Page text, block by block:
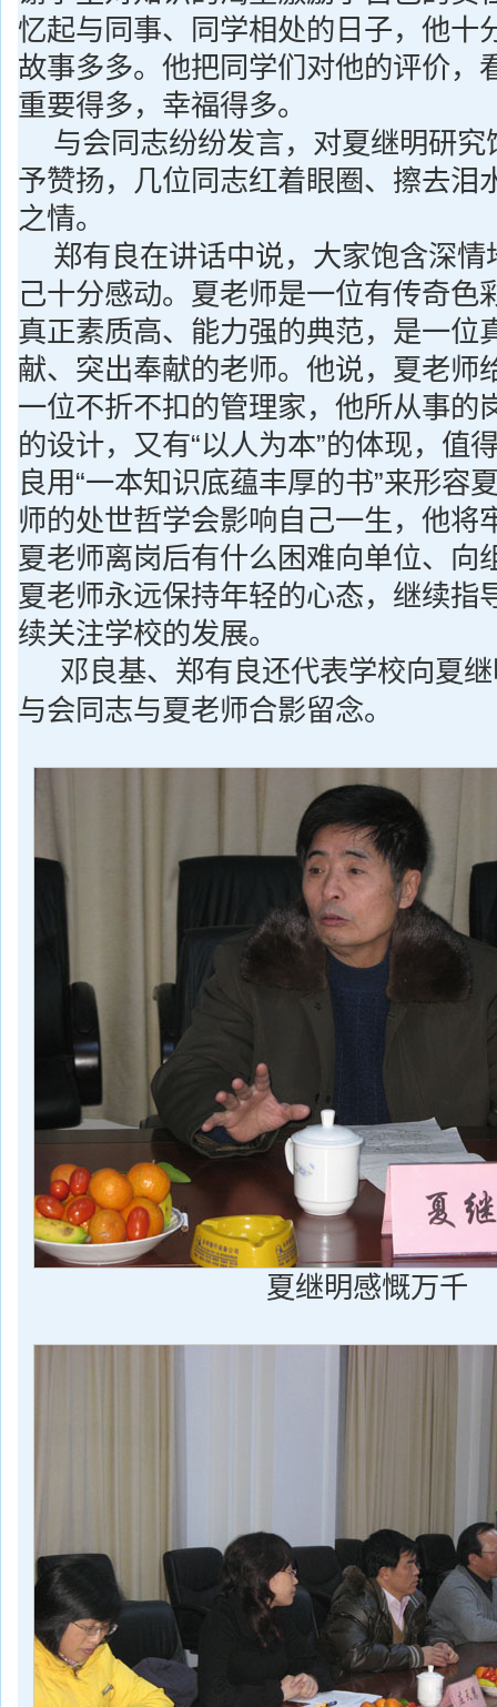
忆起与同事、同学相处的日子，他十
故事多多。他把同学们对他的评价，
重要得多，幸福得多。
与会同志纷纷发言，对夏继明研
予赞扬，几位同志红着眼圈、擦去泪
之情。
郑有良在讲话中说，大家饱含深
己十分感动。夏老师是一位有传奇色
真正素质高、能力强的典范，是一位
献、突出奉献的老师。他说，夏老师
一位不折不扣的管理家，他所从事的
的设计，又有“以人为本”的体现，值
良用“一本知识底蕴丰厚的书”来形容
师的处世哲学会影响自己一生，他将
夏老师离岗后有什么困难向单位、向
夏老师永远保持年轻的心态，继续指
续关注学校的发展。
邓良基、郑有良还代表学校向夏
与会同志与夏老师合影留念。
夏继明感慨万千